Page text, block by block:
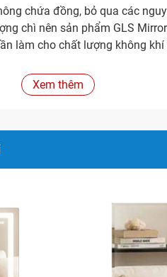
chứa đồng, bỏ qua các
chì nên sản phẩm GLS
làm cho chất lượng không
thời được tôn vinh lên hàng đầu.
ánh sáng cho phòng tắm của
người sử dụng, ngoài ra
Xem thêm